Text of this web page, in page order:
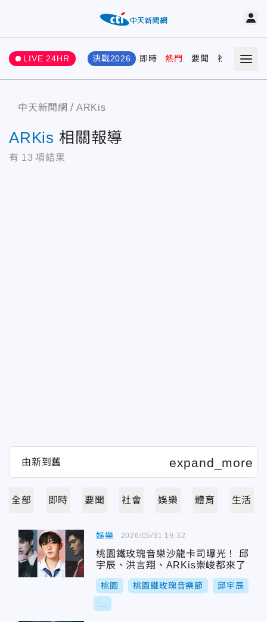
LIVE 24HR 決戰2026 即時 熱門 要聞 社會 娛樂
中天新聞網 ARKis
ARKis 相關報導
有 13 項結果
全部 即時 要聞 社會 娛樂 體育 生活
娛樂
桃園鐵玫瑰音樂沙龍卡司曝光！ 邱
宇辰、洪言翔、ARKis崇峻都來了
桃園 桃園鐵玫瑰音樂節 邱宇辰
2026/05/31 19:32